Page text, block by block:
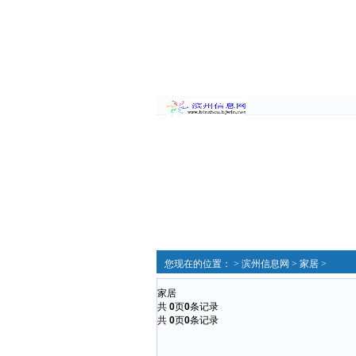
您现在的位置： > 滨州信息网 > 家居 >
家居
共 0页0条记录
共 0页0条记录